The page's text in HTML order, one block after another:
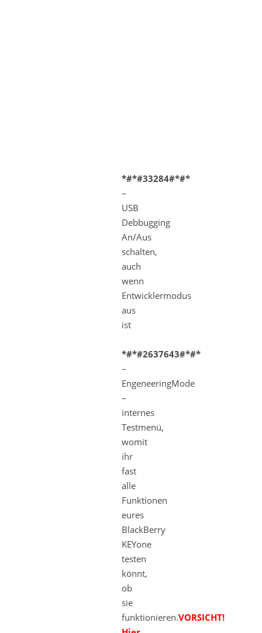
*#*#33284#*#*
–
USB
Debbugging
An/Aus
schalten,
auch
wenn
Entwicklermodus
aus
ist
*#*#2637643#*#*
–
EngeneeringMode
–
internes
Testmenü,
womit
ihr
fast
alle
Funktionen
eures
BlackBerry
KEYone
testen
könnt,
ob
sie
funktionieren.VORSICHT!